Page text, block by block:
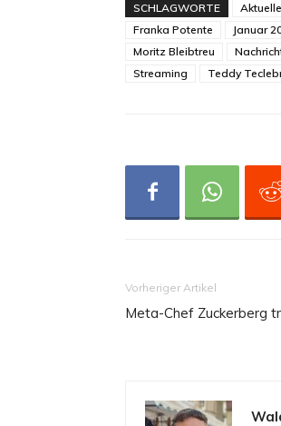
SCHLAGWORTE
Franka Potente
Januar
Moritz Bleibtreu
Streaming
Teddy
Vorheriger Artikel
Meta-Chef Zuckerberg